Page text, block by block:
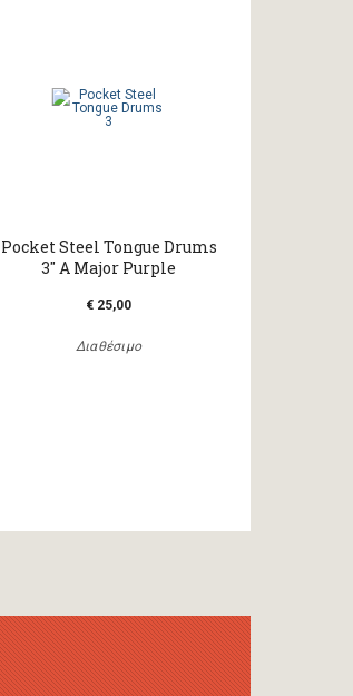
Pocket Steel Tongue Drums
3" A Major Purple
€ 25,00
Διαθέσιμο